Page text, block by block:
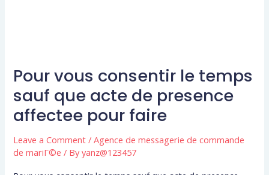
Pour vous consentir le temps
sauf que acte de presence
affectee pour faire
Leave a Comment /Agence de messagerie de commande
de mariГ©e / Byyanz@123457
Pour
consentir
le
temps
sauf